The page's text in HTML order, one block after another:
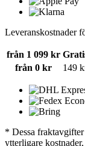
Leveranskostnader
från 1 099 kr
från 0 kr
149
* Dessa
ytterligare